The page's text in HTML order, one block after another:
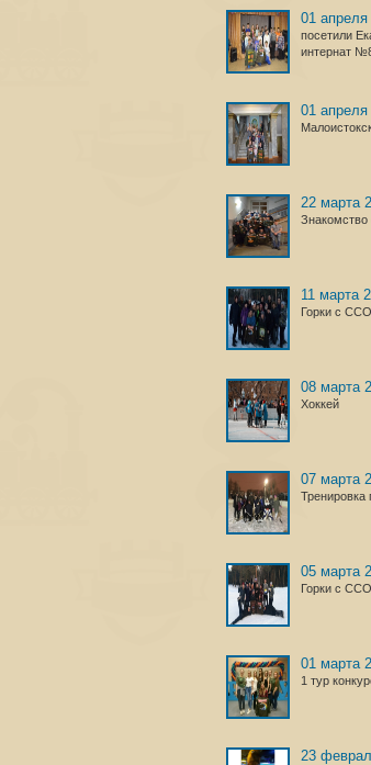
01 апреля
посетили
интернат
01 апреля
22 марта
11 марта
Горки с
08 марта
Хоккей
07 марта
Тренировка
05 марта
Горки с
01 марта
1 тур
23